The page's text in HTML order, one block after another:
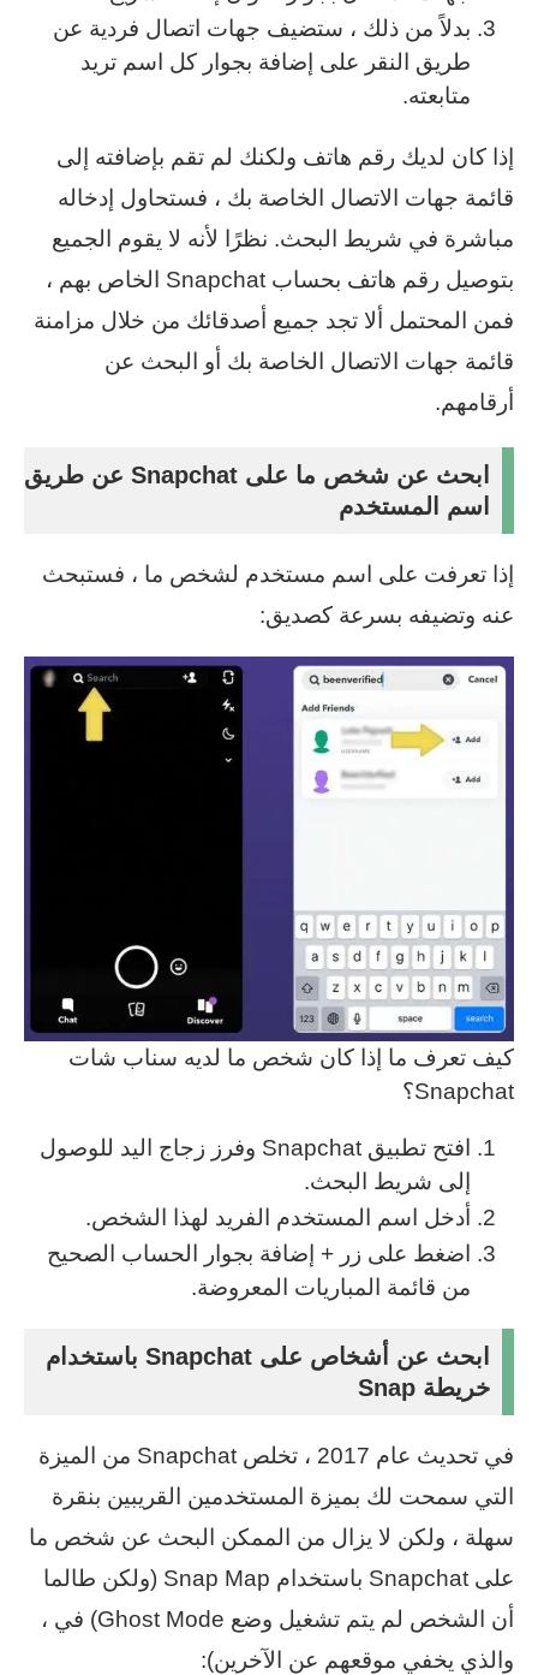
بدلاً من ذلك ، ستضيف جهات اتصال فردية عن
طريق النقر على إضافة بجوار كل اسم تريد
متابعته.
إذا كان لديك رقم هاتف ولكنك لم تقم بإضافته إلى
قائمة جهات الاتصال الخاصة بك ، فستحاول إدخاله
مباشرة في شريط البحث. نظرًا لأنه لا يقوم الجميع
بتوصيل رقم هاتف بحساب Snapchat الخاص بهم ،
فمن المحتمل ألا تجد جميع أصدقائك من خلال مزامنة
قائمة جهات الاتصال الخاصة بك أو البحث عن
أرقامهم.
ابحث عن شخص ما على Snapchat عن طريق
اسم المستخدم
إذا تعرفت على اسم مستخدم لشخص ما ، فستبحث
عنه وتضيفه بسرعة كصديق:
كيف تعرف ما إذا كان شخص ما لديه سناب شات
Snapchat؟
افتح تطبيق Snapchat وفرز زجاج اليد للوصول
إلى شريط البحث.
أدخل اسم المستخدم الفريد لهذا الشخص.
اضغط على زر + إضافة بجوار الحساب الصحيح
من قائمة المباريات المعروضة.
ابحث عن أشخاص على Snapchat باستخدام
خريطة Snap
في تحديث عام 2017 ، تخلص Snapchat من الميزة
التي سمحت لك بميزة المستخدمين القريبين بنقرة
سهلة ، ولكن لا يزال من الممكن البحث عن شخص ما
على Snapchat باستخدام Snap Map (ولكن طالما
أن الشخص لم يتم تشغيل وضع Ghost Mode) في ،
والذي يخفي موقعهم عن الآخرين):